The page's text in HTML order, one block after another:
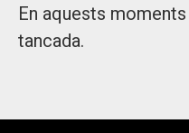
En aquests
tancada.